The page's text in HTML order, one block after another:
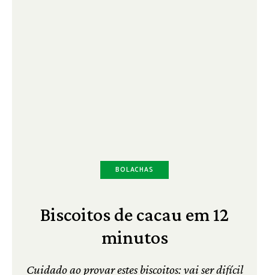
BOLACHAS
Biscoitos de cacau em 12
minutos
Cuidado ao provar estes biscoitos: vai ser difícil